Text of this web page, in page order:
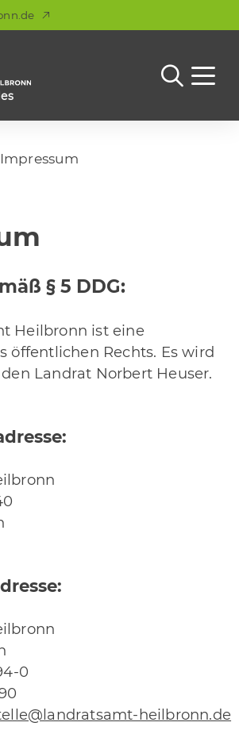
Impressum
§ 5 DDG:
Heilbronn ist eine
öffentlichen Rechts. Es wird
Landrat Norbert Heuser.
0
heilbronn.de